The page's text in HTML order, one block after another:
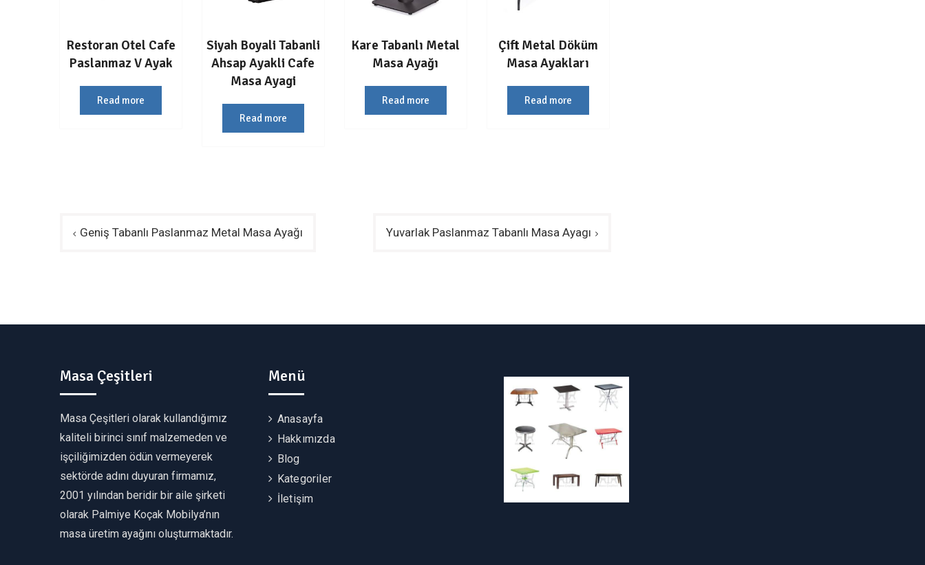
Restoran Otel Cafe
Paslanmaz V Ayak
Read more
Siyah Boyali Tabanli
Ahsap Ayakli Cafe
Masa Ayagi
Read more
Kare Tabanlı Metal
Masa Ayağı
Read more
Çift Metal Döküm
Masa Ayakları
Read more
YazıGeniş Tabanlı Paslanmaz Metal Masa Ayağı Yuvarlak Paslanmaz Tabanlı Masa Ayagı
Masa Çeşitleri
Masa Çeşitleri olarak kullandığımız
kaliteli birinci sınıf malzemeden ve
işçiliğimizden ödün vermeyerek
sektörde adını duyuran firmamız,
2001 yılından beridir bir aile şirketi
olarak Palmiye Koçak Mobilya’nın
masa üretim ayağını oluşturmaktadır.
Menü
Anasayfa
Hakkımızda
Blog
Kategoriler
İletişim